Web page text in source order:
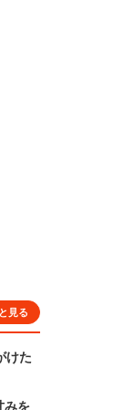
見る
けた
みを